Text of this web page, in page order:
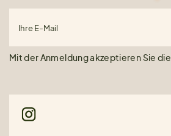
Ihre E-Mail
Mit der Anmeldung akzeptieren Sie die